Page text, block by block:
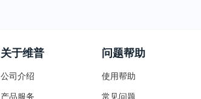
关于维普
公司介绍
产品服务
问题帮助
使用帮助
常见问题